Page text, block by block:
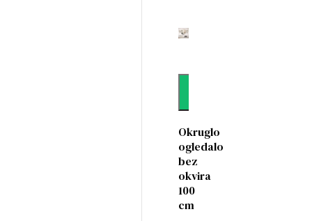
Okruglo
ogledalo
bez
okvira
100
cm